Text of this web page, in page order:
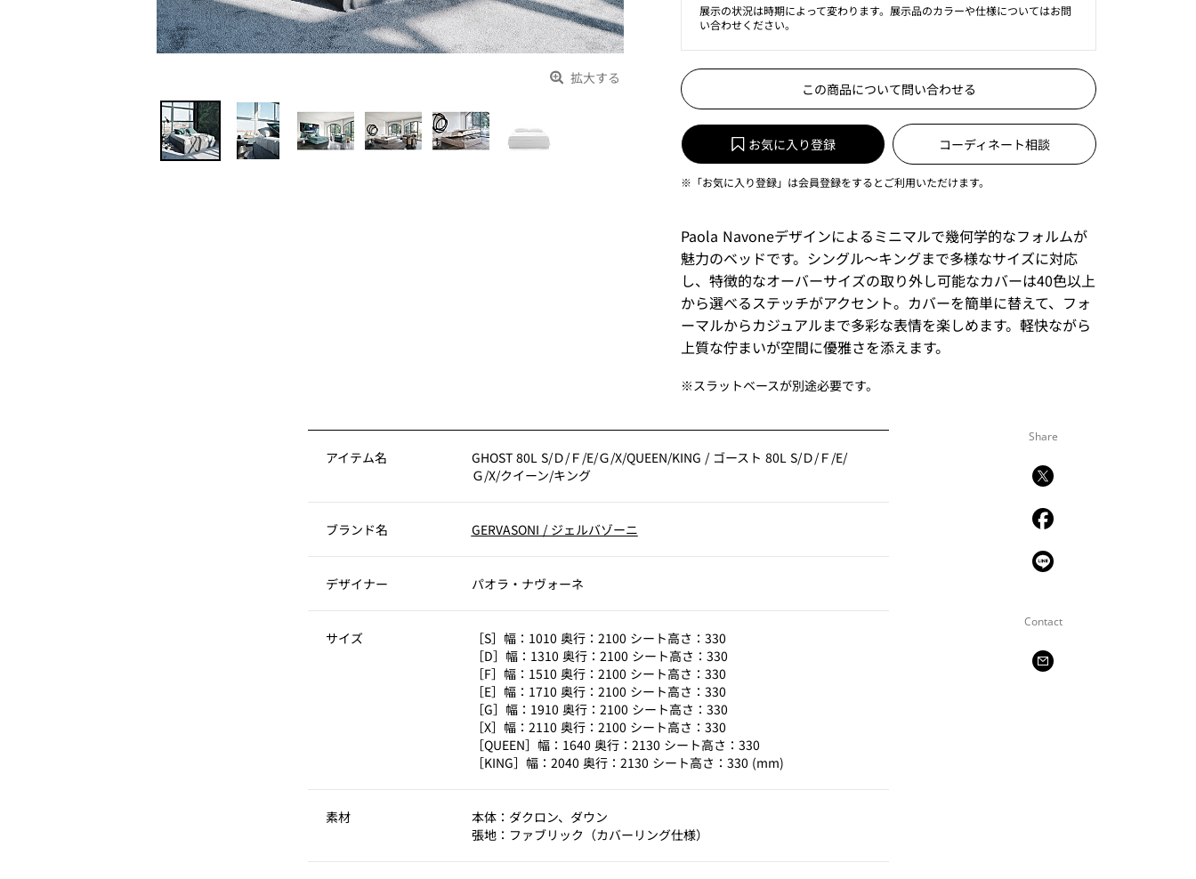
拡大する
展示の状況は時期によって変わります。展示品のカラーや仕様についてはお問
い合わせください。
この商品について問い合わせる
お気に入り登録 コーディネート相談
※「お気に入り登録」は会員登録をするとご利用いただけます。
Paola Navoneデザインによるミニマルで幾何学的なフォルムが
魅力のベッドです。シングル〜キングまで多様なサイズに対応
し、特徴的なオーバーサイズの取り外し可能なカバーは40色以上
から選べるステッチがアクセント。カバーを簡単に替えて、フォ
ーマルからカジュアルまで多彩な表情を楽しめます。軽快ながら
上質な佇まいが空間に優雅さを添えます。
※スラットベースが別途必要です。
Share
Contact
アイテム名 GHOST 80L S/Ｄ/Ｆ/E/Ｇ/X/QUEEN/KING / ゴースト 80L S/Ｄ/Ｆ/E/
Ｇ/X/クイーン/キング
ブランド名 GERVASONI / ジェルバゾーニ
デザイナー パオラ・ナヴォーネ
サイズ
［S］幅：1010 奥行：2100 シート高さ：330
［D］幅：1310 奥行：2100 シート高さ：330
［F］幅：1510 奥行：2100 シート高さ：330
［E］幅：1710 奥行：2100 シート高さ：330
［G］幅：1910 奥行：2100 シート高さ：330
［X］幅：2110 奥行：2100 シート高さ：330
［QUEEN］幅：1640 奥行：2130 シート高さ：330
［KING］幅：2040 奥行：2130 シート高さ：330 (mm)
素材
本体：ダクロン、ダウン
張地：ファブリック（カバーリング仕様）